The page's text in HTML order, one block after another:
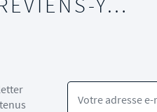
Votre adresse